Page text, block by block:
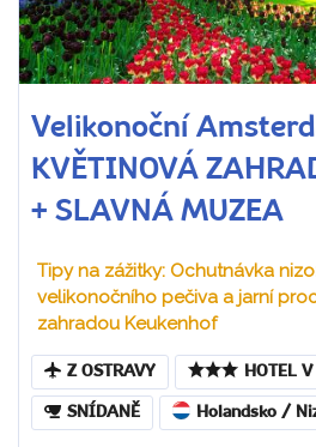
Velikonoční
KVĚTINOVÁ
+ SLAVNÁ MUZEA
Tipy na zážitky: Ochutnávka
velikonočního pečiva a jarní
zahradou Keukenhof
Z OSTRAVY HOTEL
SNÍDANĚ Holandsko /